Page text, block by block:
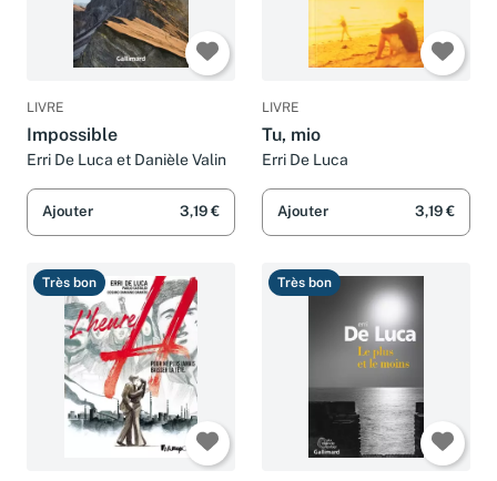
LIVRE
Impossible
Erri De Luca et Danièle Valin
Ajouter 3,19 €
LIVRE
Tu, mio
Erri De Luca
Ajouter 3,19 €
Très bon Très bon